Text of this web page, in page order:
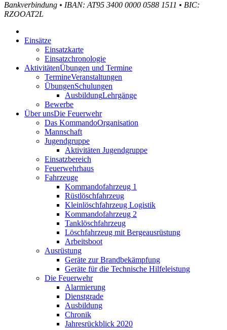
Bankverbindung • IBAN: AT95 3400 0000 0588 1511 • BIC:
RZOOAT2L
Einsätze
Einsatzkarte
Einsatzchronologie
AktivitätenÜbungen und Termine
TermineVeranstaltungen
ÜbungenSchulungen
AusbildungLehrgänge
Bewerbe
Über unsDie Feuerwehr
Das KommandoOrganisation
Mannschaft
Jugendgruppe
Aktivitäten Jugendgruppe
Einsatzbereich
Feuerwehrhaus
Fahrzeuge
Kommandofahrzeug 1
Rüstlöschfahrzeug
Kleinlöschfahrzeug Logistik
Kommandofahrzeug 2
Tanklöschfahrzeug
Löschfahrzeug mit Bergeausrüstung
Arbeitsboot
Ausrüstung
Geräte zur Brandbekämpfung
Geräte für die Technische Hilfeleistung
Die Feuerwehr
Alarmierung
Dienstgrade
Ausbildung
Chronik
Jahresrückblick 2020